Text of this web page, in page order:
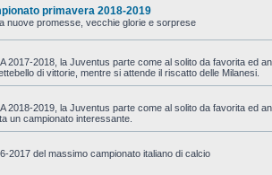
primavera 2018-2019
nuove promesse, vecchie glorie e sorprese
2017-2018, la Juventus parte come al solito da favorita ed
di vittorie, mentre si attende il riscatto delle Milanesi.
2018-2019, la Juventus parte come al solito da favorita ed
un campionato interessante.
2017 del massimo campionato italiano di calcio